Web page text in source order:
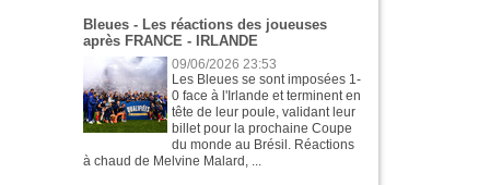
Bleues - Les réactions des joueuses
après FRANCE - IRLANDE
09/06/2026 23:53
Les Bleues se sont imposées 1-
0 face à l'Irlande et terminent en
tête de leur poule, validant leur
billet pour la prochaine Coupe
du monde au Brésil. Réactions
à chaud de Melvine Malard, ...